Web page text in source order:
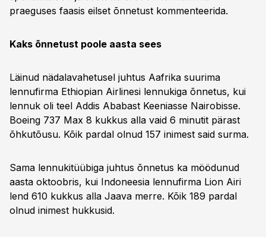
praeguses faasis eilset õnnetust kommenteerida.
Kaks õnnetust poole aasta sees
Läinud nädalavahetusel juhtus Aafrika suurima
lennufirma Ethiopian Airlinesi lennukiga õnnetus, kui
lennuk oli teel Addis Ababast Keeniasse Nairobisse.
Boeing 737 Max 8 kukkus alla vaid 6 minutit pärast
õhkutõusu. Kõik pardal olnud 157 inimest said surma.
Sama lennukitüübiga juhtus õnnetus ka möödunud
aasta oktoobris, kui Indoneesia lennufirma Lion Airi
lend 610 kukkus alla Jaava merre. Kõik 189 pardal
olnud inimest hukkusid.